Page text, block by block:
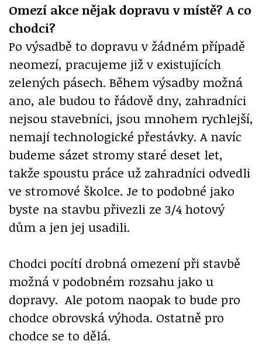
Omezí akce nějak dopravu v místě? A co
chodci?
Po výsadbě to dopravu v žádném případě
neomezí, pracujeme již v existujících
zelených pásech. Během výsadby možná
ano, ale budou to řádově dny, zahradníci
nejsou stavebníci, jsou mnohem rychlejší,
nemají technologické přestávky. A navíc
budeme sázet stromy staré deset let,
takže spoustu práce už zahradníci odvedli
ve stromové školce. Je to podobné jako
byste na stavbu přivezli ze 3/4 hotový
dům a jen jej usadili.
Chodci pocítí drobná omezení při stavbě
možná v podobném rozsahu jako u
dopravy. Ale potom naopak to bude pro
chodce obrovská výhoda. Ostatně pro
chodce se to dělá.